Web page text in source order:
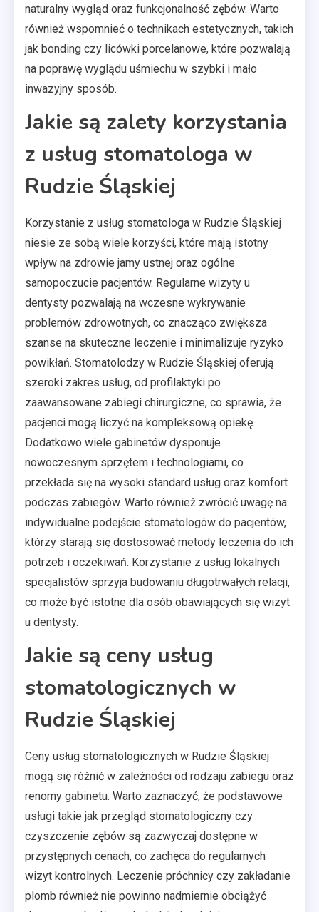
naturalny wygląd oraz funkcjonalność zębów. Warto
również wspomnieć o technikach estetycznych, takich
jak bonding czy licówki porcelanowe, które pozwalają
na poprawę wyglądu uśmiechu w szybki i mało
inwazyjny sposób.
Jakie są zalety korzystania
z usług stomatologa w
Rudzie Śląskiej
Korzystanie z usług stomatologa w Rudzie Śląskiej
niesie ze sobą wiele korzyści, które mają istotny
wpływ na zdrowie jamy ustnej oraz ogólne
samopoczucie pacjentów. Regularne wizyty u
dentysty pozwalają na wczesne wykrywanie
problemów zdrowotnych, co znacząco zwiększa
szanse na skuteczne leczenie i minimalizuje ryzyko
powikłań. Stomatolodzy w Rudzie Śląskiej oferują
szeroki zakres usług, od profilaktyki po
zaawansowane zabiegi chirurgiczne, co sprawia, że
pacjenci mogą liczyć na kompleksową opiekę.
Dodatkowo wiele gabinetów dysponuje
nowoczesnym sprzętem i technologiami, co
przekłada się na wysoki standard usług oraz komfort
podczas zabiegów. Warto również zwrócić uwagę na
indywidualne podejście stomatologów do pacjentów,
którzy starają się dostosować metody leczenia do ich
potrzeb i oczekiwań. Korzystanie z usług lokalnych
specjalistów sprzyja budowaniu długotrwałych relacji,
co może być istotne dla osób obawiających się wizyt
u dentysty.
Jakie są ceny usług
stomatologicznych w
Rudzie Śląskiej
Ceny usług stomatologicznych w Rudzie Śląskiej
mogą się różnić w zależności od rodzaju zabiegu oraz
renomy gabinetu. Warto zaznaczyć, że podstawowe
usługi takie jak przegląd stomatologiczny czy
czyszczenie zębów są zazwyczaj dostępne w
przystępnych cenach, co zachęca do regularnych
wizyt kontrolnych. Leczenie próchnicy czy zakładanie
plomb również nie powinno nadmiernie obciążyć